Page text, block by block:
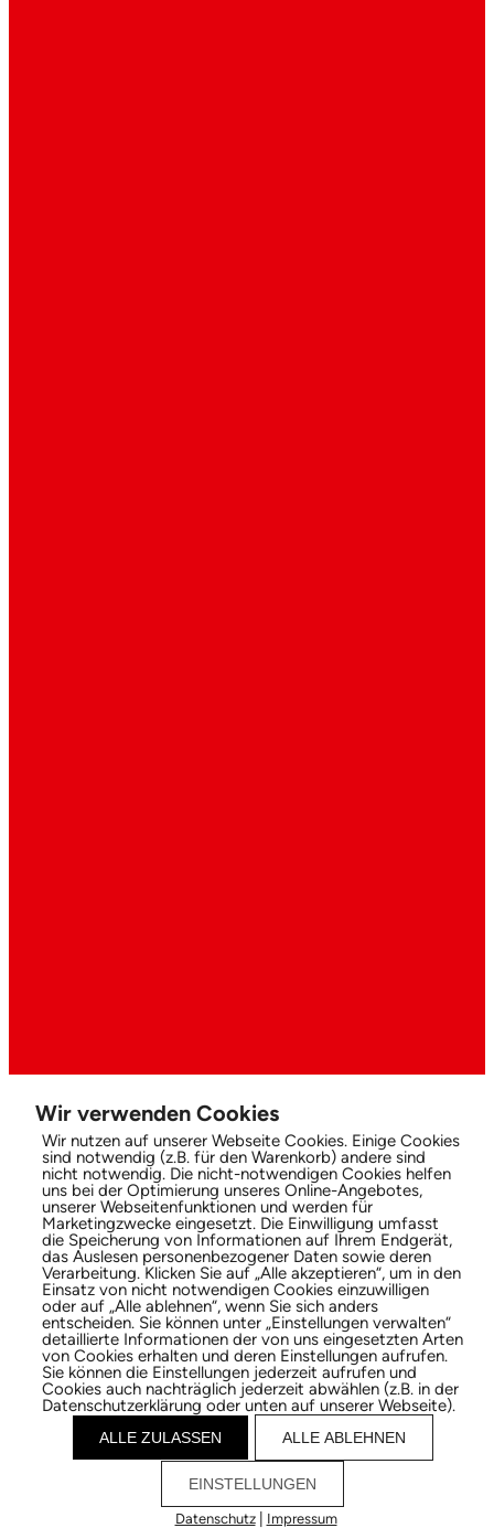
Wir verwenden Cookies
Wir nutzen auf unserer Webseite Cookies. Einige Cookies
sind notwendig (z.B. für den Warenkorb) andere sind
nicht notwendig. Die nicht-notwendigen Cookies helfen
uns bei der Optimierung unseres Online-Angebotes,
unserer Webseitenfunktionen und werden für
Marketingzwecke eingesetzt. Die Einwilligung umfasst
die Speicherung von Informationen auf Ihrem Endgerät,
das Auslesen personenbezogener Daten sowie deren
Verarbeitung. Klicken Sie auf „Alle akzeptieren“, um in den
Einsatz von nicht notwendigen Cookies einzuwilligen
oder auf „Alle ablehnen“, wenn Sie sich anders
entscheiden. Sie können unter „Einstellungen verwalten“
detaillierte Informationen der von uns eingesetzten Arten
von Cookies erhalten und deren Einstellungen aufrufen.
Sie können die Einstellungen jederzeit aufrufen und
Cookies auch nachträglich jederzeit abwählen (z.B. in der
Datenschutzerklärung oder unten auf unserer Webseite).
ALLE ZULASSEN ALLE ABLEHNEN
EINSTELLUNGEN
Datenschutz| Impressum